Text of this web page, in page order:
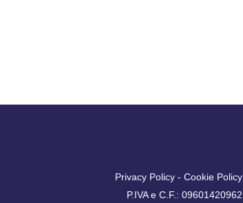
Privacy Policy - Cookie Policy
P.IVA e C.F.: 09601420962